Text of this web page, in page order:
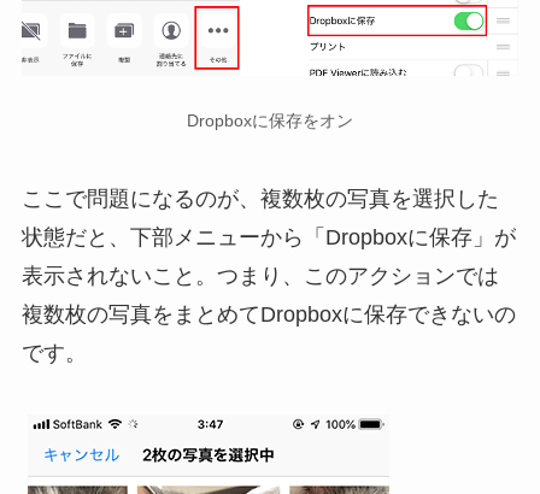
Dropboxに保存をオン
ここで問題になるのが、複数枚の写真を選択した
状態だと、下部メニューから「Dropboxに保存」が
表示されないこと。つまり、このアクションでは
複数枚の写真をまとめてDropboxに保存できないの
です。